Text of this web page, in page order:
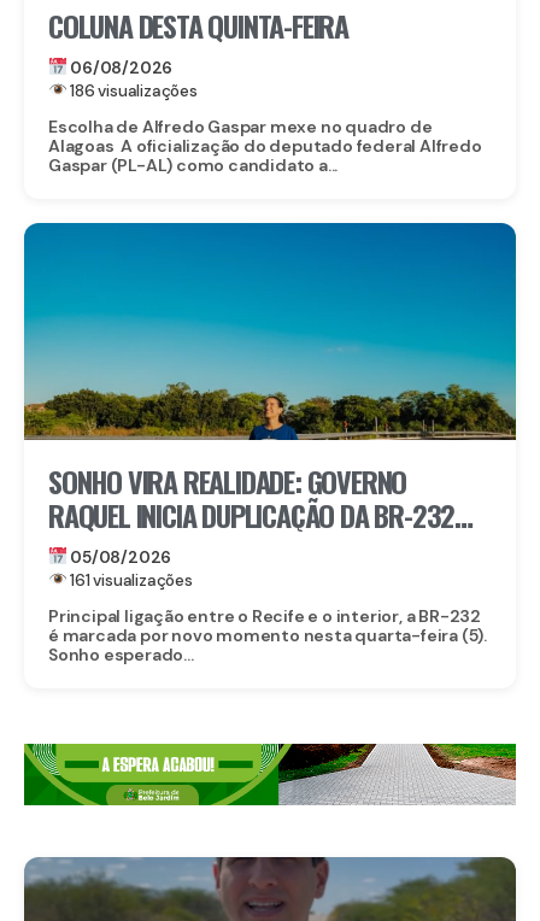
COLUNA DESTA QUINTA-FEIRA
06/08/2026
186 visualizações
Escolha de Alfredo Gaspar mexe no quadro de
Alagoas A oficialização do deputado federal Alfredo
Gaspar (PL-AL) como candidato a...
SONHO VIRA REALIDADE: GOVERNO
RAQUEL INICIA DUPLICAÇÃO DA BR-232
ENTRE SÃO CAETANO E BELO JARDIM
05/08/2026
161 visualizações
Principal ligação entre o Recife e o interior, a BR-232
é marcada por novo momento nesta quarta-feira (5).
Sonho esperado...